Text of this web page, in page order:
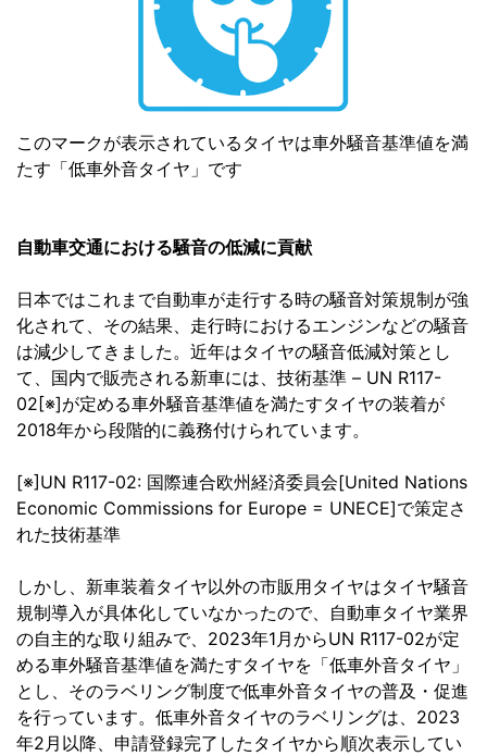
このマークが表示されているタイヤは車外騒音基準値を満
たす「低車外音タイヤ」です
自動車交通における騒音の低減に貢献
日本ではこれまで自動車が走行する時の騒音対策規制が強
化されて、その結果、走行時におけるエンジンなどの騒音
は減少してきました。近年はタイヤの騒音低減対策とし
て、国内で販売される新車には、技術基準 – UN R117-
02[※]が定める車外騒音基準値を満たすタイヤの装着が
2018年から段階的に義務付けられています。
[※]UN R117-02: 国際連合欧州経済委員会[United Nations
Economic Commissions for Europe = UNECE]で策定さ
れた技術基準
しかし、新車装着タイヤ以外の市販用タイヤはタイヤ騒音
規制導入が具体化していなかったので、自動車タイヤ業界
の自主的な取り組みで、2023年1月からUN R117-02が定
める車外騒音基準値を満たすタイヤを「低車外音タイヤ」
とし、そのラベリング制度で低車外音タイヤの普及・促進
を行っています。低車外音タイヤのラベリングは、2023
年2月以降、申請登録完了したタイヤから順次表示してい